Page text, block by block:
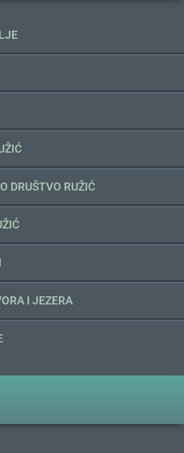
DRUŠTVO RUŽIĆ
I JEZERA